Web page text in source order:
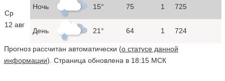
Ср
12 авг
Ночь 15° 75 1 725
День 21° 64 1 724
Прогноз рассчитан автоматически (о статусе данной
информации). Страница обновлена в 18:15 МСК